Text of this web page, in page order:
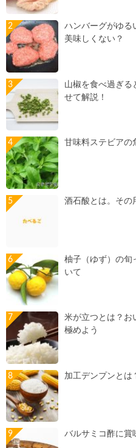
ハンバーグがゆる
美味しくない？
山椒を食べ過ぎる
せて解説！
甘味料ステビアの
酒石酸とは。その
柚子（ゆず）の旬
いて
米が立つとは？お
極めよう
加工デンプンとは
バルサミコ酢に賞